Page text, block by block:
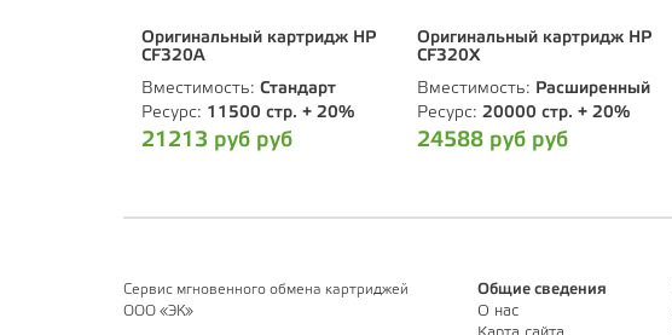
Оригинальный картридж HP
CF320A
Вместимость: Стандарт
Ресурс: 11500 стр. + 20%
21213 руб руб
Оригинальный картридж HP
CF320X
Вместимость:
Расширенный
Ресурс: 20000 стр. + 20%
24588 руб руб
Сервис мгновенного обмена картриджей
ООО «ЭК»
Общие сведения
О нас